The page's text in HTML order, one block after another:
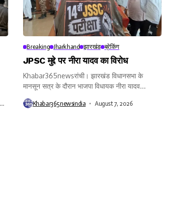
Breaking Jharkhand झारखंड ब्रेकिंग
JPSC मुद्दे पर नीरा यादव का विरोध
Khabar365newsरांची। झारखंड विधानसभा के
मानसून सत्र के दौरान भाजपा विधायक नीरा यादव...
Khabar365newsindia August 7, 2026